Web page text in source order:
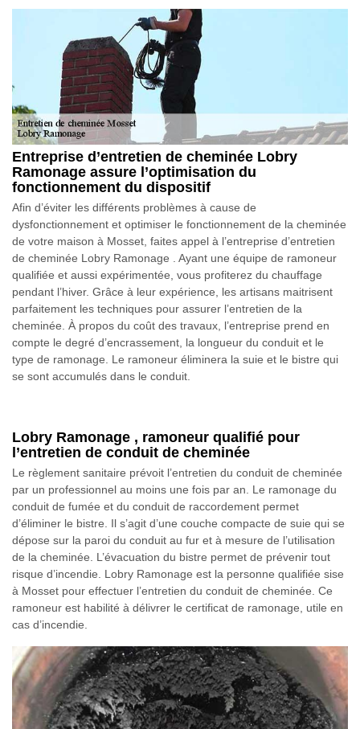
Entreprise d’entretien de cheminée Lobry
Ramonage assure l’optimisation du
fonctionnement du dispositif
Afin d’éviter les différents problèmes à cause de
dysfonctionnement et optimiser le fonctionnement de la cheminée
de votre maison à Mosset, faites appel à l’entreprise d’entretien
de cheminée Lobry Ramonage . Ayant une équipe de ramoneur
qualifiée et aussi expérimentée, vous profiterez du chauffage
pendant l’hiver. Grâce à leur expérience, les artisans maitrisent
parfaitement les techniques pour assurer l’entretien de la
cheminée. À propos du coût des travaux, l’entreprise prend en
compte le degré d’encrassement, la longueur du conduit et le
type de ramonage. Le ramoneur éliminera la suie et le bistre qui
se sont accumulés dans le conduit.
Lobry Ramonage , ramoneur qualifié pour
l’entretien de conduit de cheminée
Le règlement sanitaire prévoit l’entretien du conduit de cheminée
par un professionnel au moins une fois par an. Le ramonage du
conduit de fumée et du conduit de raccordement permet
d’éliminer le bistre. Il s’agit d’une couche compacte de suie qui se
dépose sur la paroi du conduit au fur et à mesure de l’utilisation
de la cheminée. L’évacuation du bistre permet de prévenir tout
risque d’incendie. Lobry Ramonage est la personne qualifiée sise
à Mosset pour effectuer l’entretien du conduit de cheminée. Ce
ramoneur est habilité à délivrer le certificat de ramonage, utile en
cas d’incendie.